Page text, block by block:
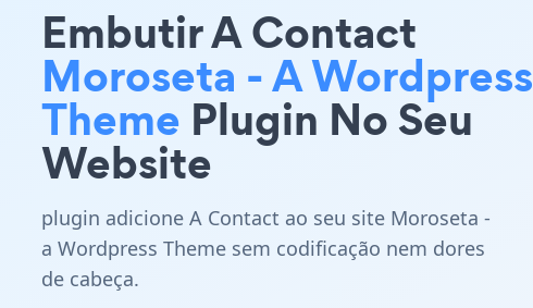
Embutir A Contact
Moroseta - A Wordpress
Theme Plugin No Seu
Website
plugin adicione A Contact ao seu site Moroseta -
a Wordpress Theme sem codificação nem dores
de cabeça.